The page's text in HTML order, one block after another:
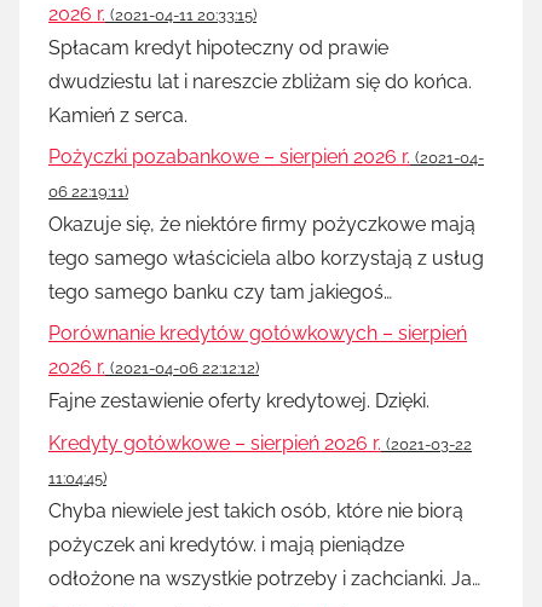
2026 r. (2021-04-11 20:33:15)
Spłacam kredyt hipoteczny od prawie
dwudziestu lat i nareszcie zbliżam się do końca.
Kamień z serca.
Pożyczki pozabankowe – sierpień 2026 r. (2021-04-
06 22:19:11)
Okazuje się, że niektóre firmy pożyczkowe mają
tego samego właściciela albo korzystają z usług
tego samego banku czy tam jakiegoś…
Porównanie kredytów gotówkowych – sierpień
2026 r. (2021-04-06 22:12:12)
Fajne zestawienie oferty kredytowej. Dzięki.
Kredyty gotówkowe – sierpień 2026 r. (2021-03-22
11:04:45)
Chyba niewiele jest takich osób, które nie biorą
pożyczek ani kredytów. i mają pieniądze
odłożone na wszystkie potrzeby i zachcianki. Ja…